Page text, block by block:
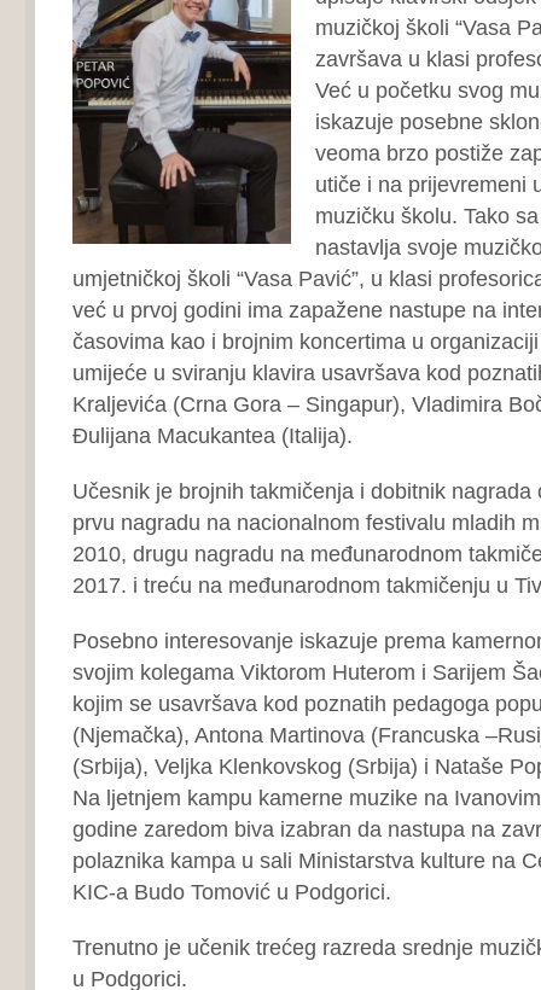
muzičkoj školi “Vasa
završava u klasi
Već u početku svog
iskazuje posebne
veoma brzo postiže
utiče i na prijevremeni
muzičku školu. Tako
nastavlja svoje
umjetničkoj školi “Vasa Pavić”, u klasi
već u prvoj godini ima zapažene nastupe na
časovima kao i brojnim koncertima u
umijeće u sviranju klavira usavršava kod
Kraljevića (Crna Gora – Singapur), Vladimira
Đulijana Macukantea (Italija).
Učesnik je brojnih takmičenja i dobitnik nagrada
prvu nagradu na nacionalnom festivalu mladih
2010, drugu nagradu na međunarodnom
2017. i treću na međunarodnom takmičenju u
Posebno interesovanje iskazuje prema
svojim kolegama Viktorom Huterom i Sarijem
kojim se usavršava kod poznatih pedagoga
(Njemačka), Antona Martinova (Francuska
(Srbija), Veljka Klenkovskog (Srbija) i Nataše
Na ljetnjem kampu kamerne muzike na
godine zaredom biva izabran da nastupa na
polaznika kampa u sali Ministarstva kulture na
KIC-a Budo Tomović u Podgorici.
Trenutno je učenik trećeg razreda srednje
u Podgorici.